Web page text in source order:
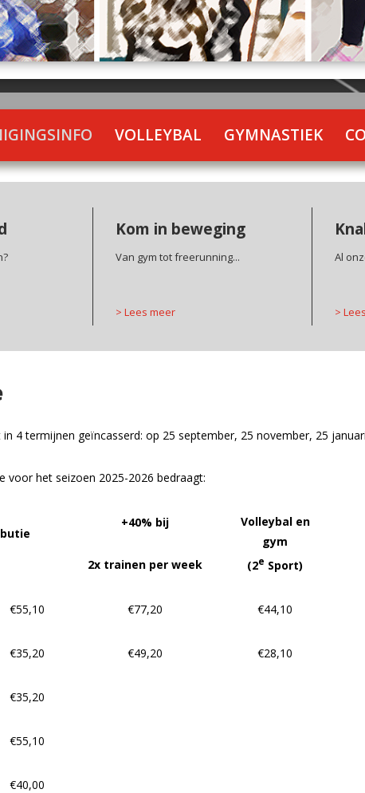
VOLLEYBAL GYMNASTIEK
Kom in beweging
Van gym tot freerunning...
> Lees meer
Al
>
4 termijnen geïncasserd: op 25 september, 25 november, 25
voor het seizoen 2025-2026 bedraagt:
+40% bij
2x trainen per week
Volleybal en
gym
(2e Sport)
€55,10 €77,20 €44,10
€35,20 €49,20 €28,10
€35,20
€55,10
€40,00